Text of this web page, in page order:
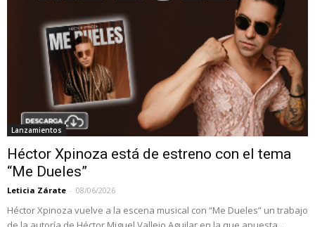
Lanzamientos
Héctor Xpinoza está de estreno con el tema
“Me Dueles”
Leticia Zárate - 08/06/2026
Héctor Xpinoza vuelve a la escena musical con “Me Dueles” un trabajo